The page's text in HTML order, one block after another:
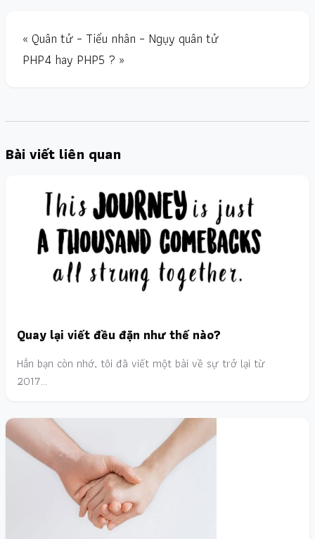
« Quân tử – Tiểu nhân – Ngụy quân tử
PHP4 hay PHP5 ? »
Bài viết liên quan
Quay lại viết đều đặn như thế nào?
Hẳn bạn còn nhớ, tôi đã viết một bài về sự trở lại từ
2017…